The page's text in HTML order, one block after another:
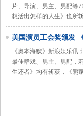
片、导演、男主、男配等
想活出怎样的人生》也所
美国演员工会奖颁发
《奥本海默》新浪娱乐
最佳群戏、男主、男配，
生还者》均有斩获，《熊